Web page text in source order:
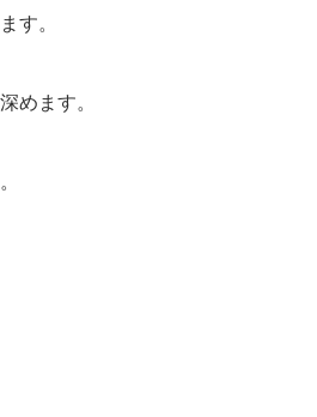
す。
めます。